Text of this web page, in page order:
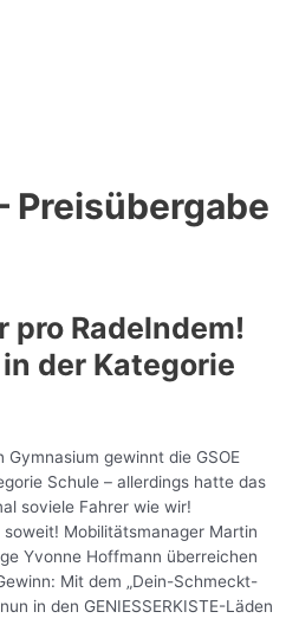
Preisübergabe
pro Radelndem!
der Kategorie
gewinnt die GSOE
Schule – allerdings hatte das
soviele Fahrer wie wir!
Mobilitätsmanager Martin
Yvonne Hoffmann überreichen
Mit dem „Dein-Schmeckt-
in den GENIESSERKISTE-Läden